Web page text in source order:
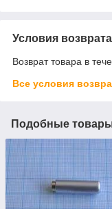
Условия возврата
Возврат товара в
Все условия
Подобные